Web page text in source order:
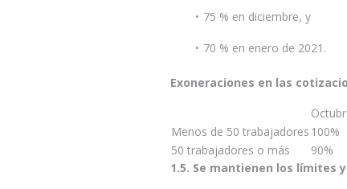
75 % en diciembre, y
70 % en enero de 2021.
Exoneraciones en las
Menos de 50 trabajadores 100%
50 trabajadores o más
90%
1.5. Se mantienen los límites